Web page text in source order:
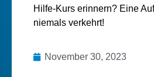
Hilfe-Kurs erinnern? Eine
niemals verkehrt!
November 30, 2023